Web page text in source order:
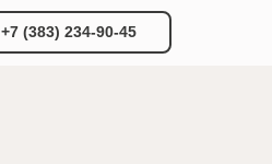
+7 (383) 234-90-45